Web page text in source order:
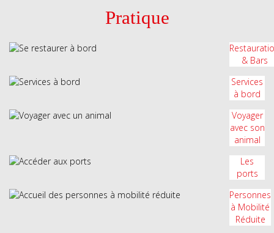
Pratique
& Bars
Services
à bord
Voyager
avec son
animal
Les
ports
Personnes
à Mobilité
Réduite